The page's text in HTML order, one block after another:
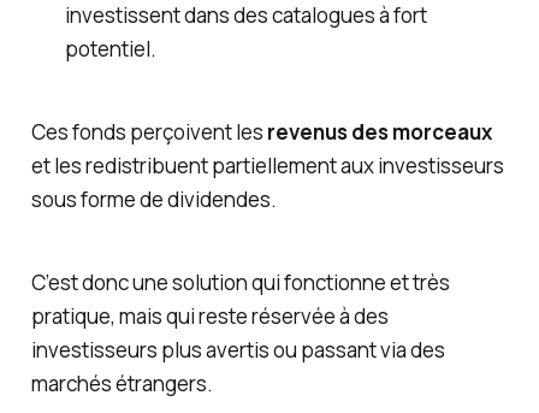
investissent dans des catalogues à fort
potentiel.
Ces fonds perçoivent les revenus des morceaux
et les redistribuent partiellement aux investisseurs
sous forme de dividendes.
C’est donc une solution qui fonctionne et très
pratique, mais qui reste réservée à des
investisseurs plus avertis ou passant via des
marchés étrangers.